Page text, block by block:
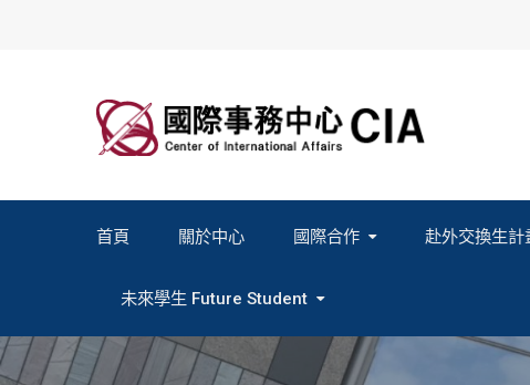
首頁 關於中心 國際合作 赴外交換生計
未來學生 Future Student